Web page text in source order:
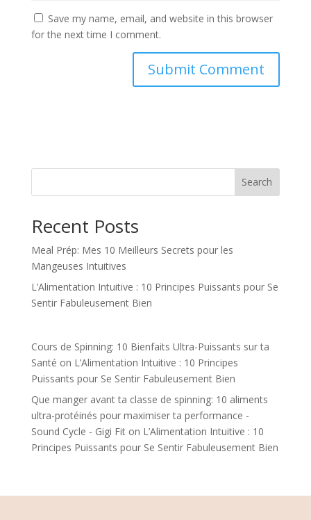
Save my name, email, and website in this browser
for the next time I comment.
e
:
Search
Recent Posts
Meal Prép: Mes 10 Meilleurs Secrets pour les
Mangeuses Intuitives
L’Alimentation Intuitive : 10 Principes Puissants pour Se
Sentir Fabuleusement Bien
Cours de Spinning: 10 Bienfaits Ultra-Puissants sur ta
Santé on L’Alimentation Intuitive : 10 Principes
Puissants pour Se Sentir Fabuleusement Bien
Que manger avant ta classe de spinning: 10 aliments
ultra-protéinés pour maximiser ta performance -
Sound Cycle - Gigi Fiton L’Alimentation Intuitive : 10
Principes Puissants pour Se Sentir Fabuleusement Bien